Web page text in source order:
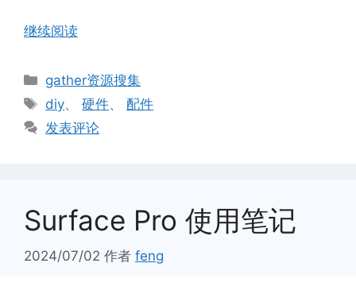
继续阅读
分
类
gather资源搜集
标
签
diy、硬件、配件
发表评论
Surface Pro 使用笔记
2024/07/02 作者 feng